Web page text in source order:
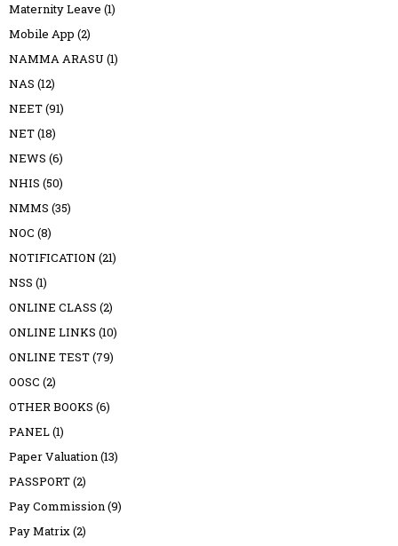
Maternity Leave (1)
Mobile App (2)
NAMMA ARASU (1)
NAS (12)
NEET(91)
NET(18)
NEWS (6)
NHIS (50)
NMMS (35)
NOC (8)
NOTIFICATION (21)
NSS (1)
ONLINE CLASS (2)
ONLINE LINKS (10)
ONLINE TEST(79)
OOSC (2)
OTHER BOOKS (6)
PANEL(1)
Paper Valuation(13)
PASSPORT(2)
Pay Commission(9)
Pay Matrix(2)